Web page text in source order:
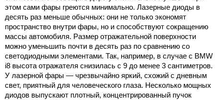
этом сами фары греются минимально. Лазерные диоды в
десять раз меньше обычных: они не только экономят
пространство внутри фары, но и способствуют сокращению
массы автомобиля. Размер отражательной поверхности
можно уменьшить почти в десять раз по сравнению со
светодиодными элементами. Так, например, в случае с BMW
i8 высота отражателя снизилась с 9 до менее 3 сантиметров.
У лазерной фары — чрезвычайно яркий, схожий с дневным
свет, приятный для человеческого глаза. Несколько мощных
диодов выпускают плотный, концентрированный пучок